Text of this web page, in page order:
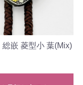
総嵌 菱型小 葉(Mix)